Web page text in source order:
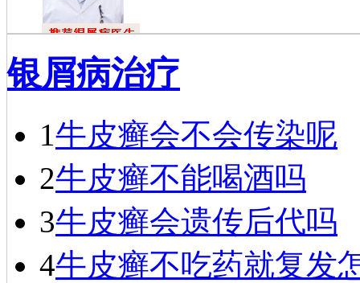
戴礼
戴礼，毕业于
福建医科大学，现
医院医师…[详细]
银屑病治疗
1牛皮癣会不会传染呢
2牛皮癣不能喝酒吗
3牛皮癣会遗传后代吗
4牛皮癣不吃药就复发